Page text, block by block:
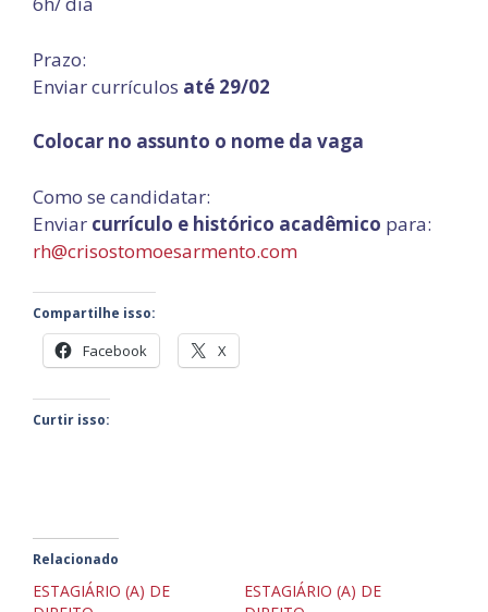
Prazo:
Enviar currículos até 29/02
Colocar no assunto o nome da vaga
Como se candidatar:
Enviar currículo e histórico acadêmico para:
rh@crisostomoesarmento.com
Compartilhe isso:
Facebook X
Curtir isso:
Relacionado
ESTAGIÁRIO (A) DE
ESTAGIÁRIO (A) DE